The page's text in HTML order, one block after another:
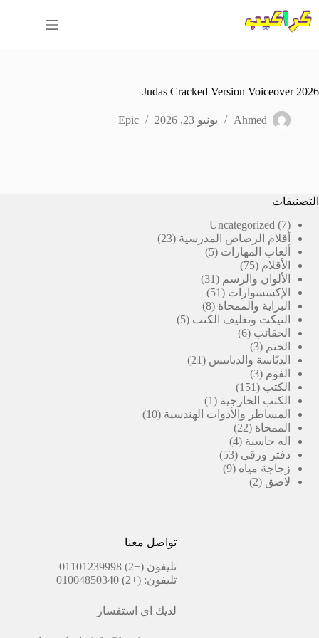
إلى
المحتوى
Judas Cracked Version Voiceover 2026
Ahmed يونيو 23, 2026 Epic
التصنيفات
Uncategorized
7
7
منتجات
أقلام الرصاص المدرسية 23
23
ألعاب المهارات 5
5
الأقلام 75
75
منتج
الألوان والرسم 31
31
الإكسسوارات 51
51
منتج
البراية والممحاة 8
8
منتجاتالتيكت وتغليف الكتب 5
5
الحقائب 6
6
الختم 3
3
منتجات
الدبّاسة والدبابيس 21
21
الفوم 3
3
منتجات
الكتب 151
151
منتج
الكتب الخارجية 1
منتج
المساطر والأدوات الهندسية 10
10
الممحاة 22
22
منتج
اله حاسبة 4
4
منتجات
دفتر ورقي 53
53
منتج
زجاجة مياه 9
9
لاصق 2
2
تواصل معنا
تليفون(+2) 01101239998
تليفون: (+2) 01004850340
لديك اي استفسار